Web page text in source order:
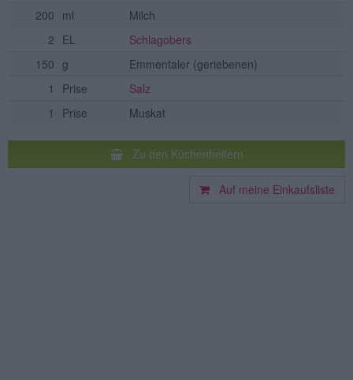
200 ml
Milch
2 EL
Schlagobers
150 g Emmentaler (geriebenen)
1
Prise
Salz
1
Prise Muskat
Zu den Küchenhelfern
Auf meine Einkaufsliste